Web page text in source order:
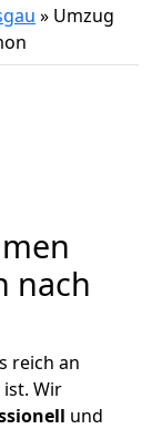
» Umzug
nach
reich an
Wir
und